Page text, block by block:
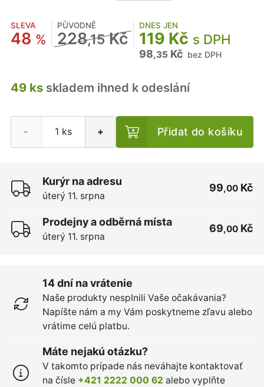
SLEVA
48 %
PŮVODNĚ
228,15Kč
DNES JEN
119 Kč s DPH
98,35 Kč bez DPH
49 ksskladem ihned k odeslání
- + Přidat do košíku
Kurýr na adresu
úterý 11. srpna
99,00 Kč
Prodejny a odběrná místa
úterý 11. srpna
69,00 Kč
14 dní na vrátenie
Naše produkty nesplnili Vaše očakávania?
Napíšte nám a my Vám poskytneme zľavu alebo
vrátime celú platbu.
Máte nejakú otázku?
V takomto prípade nás neváhajte kontaktovať
na čísle +421 2222 000 62 alebo vyplňte